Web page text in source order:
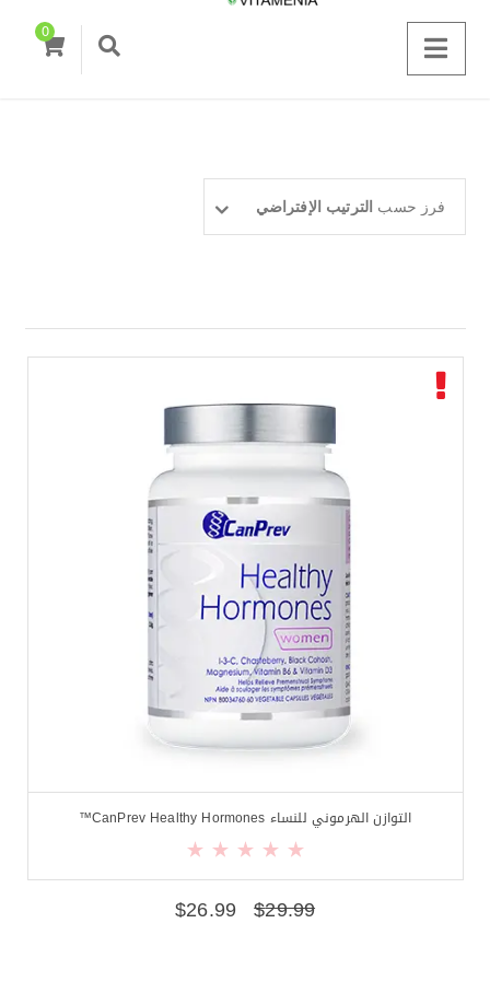
0
فرز حسب الترتيب الإفتراضي
التوازن الهرموني للنساء CanPrev Healthy Hormones™
$29.99
$26.99